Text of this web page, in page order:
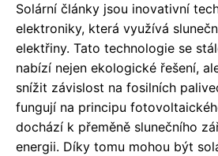
Solární články jsou inovativní
elektroniky, která využívá
elektřiny. Tato technologie se
nabízí nejen ekologické řešení,
snížit závislost na fosilních
fungují na principu
dochází k přeměně slunečního
energii. Díky tomu mohou být